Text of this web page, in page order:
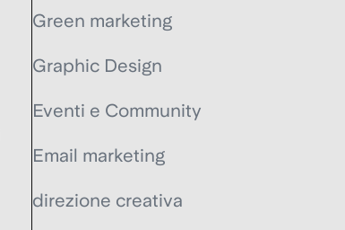
Green marketing
Graphic Design
Eventi e Community
Email marketing
direzione creativa